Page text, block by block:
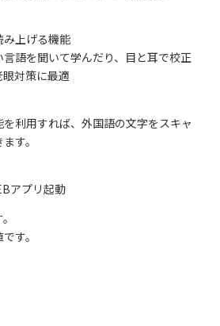
み上げる機能
語を聞いて学んだり、目と耳で校正
対策に最適
利用すれば、外国語の文字をスキャ
す。
アプリ起動
す。